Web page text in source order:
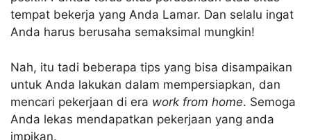
tempat bekerja yang Anda Lamar. Dan selalu ingat
Anda harus berusaha semaksimal mungkin!
Nah, itu tadi beberapa tips yang bisa disampaikan
untuk Anda lakukan dalam mempersiapkan, dan
mencari pekerjaan di era work from home. Semoga
Anda lekas mendapatkan pekerjaan yang anda
impikan.